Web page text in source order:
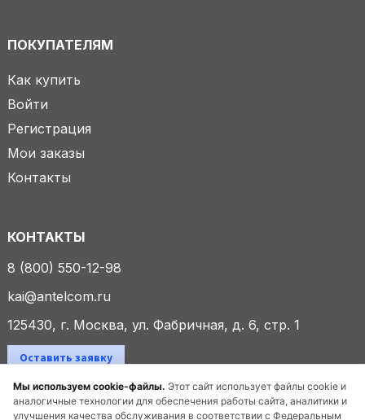
Мы используем cookie-файлы. Этот сайт использует файлы cookie и
аналогичные технологии для обеспечения работы сайта, аналитики и
улучшения качества обслуживания в соответствии с Федеральным
ПОКУПАТЕЛЯМ
Как купить
Войти
Регистрация
Мои заказы
Контакты
КОНТАКТЫ
8 (800) 550-12-98
kai@antelcom.ru
125430, г. Москва, ул. Фабричная, д. 6, стр. 1
Оставить заявку